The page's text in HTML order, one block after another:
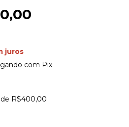
juros
com Pix
R$400,00